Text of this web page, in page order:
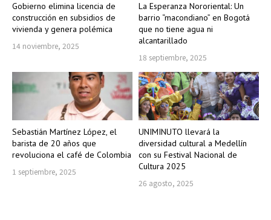
Gobierno elimina licencia de
construcción en subsidios de
vivienda y genera polémica
14 noviembre, 2025
La Esperanza Nororiental: Un
barrio “macondiano” en Bogotá
que no tiene agua ni
alcantarillado
18 septiembre, 2025
Sebastián Martínez López, el
barista de 20 años que
revoluciona el café de Colombia
1 septiembre, 2025
UNIMINUTO llevará la
diversidad cultural a Medellín
con su Festival Nacional de
Cultura 2025
26 agosto, 2025